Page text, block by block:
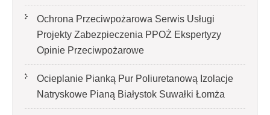
Ochrona Przeciwpożarowa Serwis Usługi
Projekty Zabezpieczenia PPOŻ Ekspertyzy
Opinie Przeciwpożarowe
Ocieplanie Pianką Pur Poliuretanową Izolacje
Natryskowe Pianą Białystok Suwałki Łomża